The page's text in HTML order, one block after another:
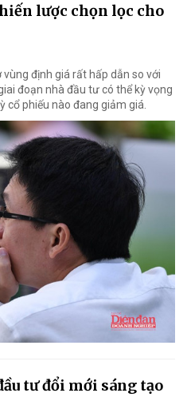
lược chọn lọc cho
định giá rất hấp dẫn so với
đoạn nhà đầu tư có thể kỳ vọng
cổ phiếu nào đang giảm giá.
tư đổi mới sáng tạo